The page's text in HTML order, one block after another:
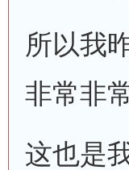
所以我
非常非
这也是